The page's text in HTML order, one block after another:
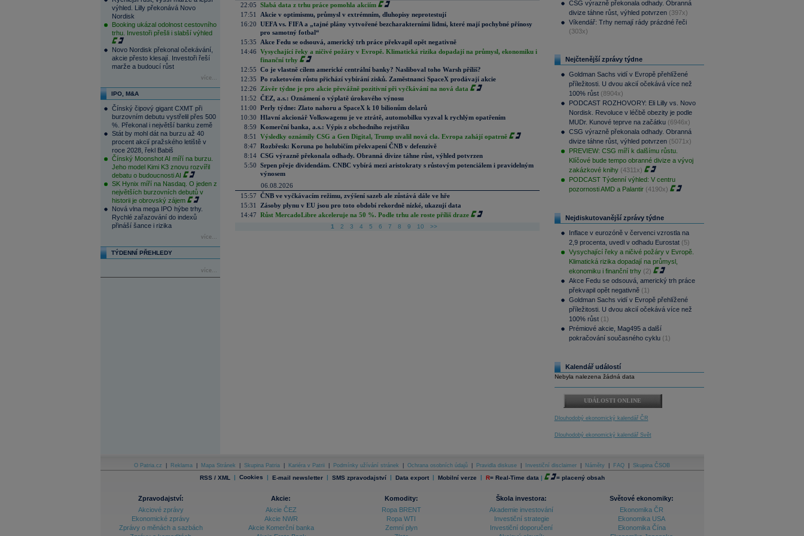
výhled. Lilly překonává Novo
Nordisk
Booking ukázal odolnost cestovního
trhu. Investoři přešli i slabší výhled
Novo Nordisk překonal očekávání,
akcie přesto klesají. Investoři řeší
marže a budoucí růst
více...
IPO, M&A
Čínský čipový gigant CXMT při
burzovním debutu vystřelil přes 500
%. Překonal i největší banku země
Stát by mohl dát na burzu až 40
procent akcií pražského letiště v
roce 2028, řekl Babiš
Čínský Moonshot AI míří na burzu.
Jeho model Kimi K3 znovu rozvířil
debatu o budoucnosti AI
SK Hynix míří na Nasdaq. O jeden z
největších burzovních debutů v
historii je obrovský zájem
Nová vlna mega IPO hýbe trhy.
Rychlé zařazování do indexů
přináší šance i rizika
více...
TÝDENNÍ PŘEHLEDY
více...
22:05 Slabá data z trhu práce pomohla akciím
17:51
Akcie v optimismu, průmysl v extrémním, dluhopisy neprotestují
16:20 UEFA vs. FIFA a „tajné plány vytvořené bezcharakterními lidmi, které mají pochybné přínosy
pro samotný fotbal“
15:35
Akce Fedu se odsouvá, americký trh práce překvapil opět negativně
14:46 Vysychající řeky a ničivé požáry v Evropě. Klimatická rizika dopadají na průmysl, ekonomiku i
finanční trhy
12:55 Co je vlastně cílem americké centrální banky? Nasliboval toho Warsh příliš?
12:35 Po raketovém růstu přichází vybírání zisků. Zaměstnanci SpaceX prodávají akcie
12:26
Závěr týdne je pro akcie převážně pozitivní při vyčkávání na nová data
11:52 ČEZ, a.s.: Oznámení o výplatě úrokového výnosu
11:00 Perly týdne: Zlato nahoru a SpaceX k 10 bilionům dolarů
10:30 Hlavní akcionář Volkswagenu je ve ztrátě, automobilku vyzval k rychlým opatřením
8:59 Komerční banka, a.s.: Výpis z obchodního rejstříku
8:51
Výsledky oznámily CSG a Gen Digital, Trump uvalil nová cla. Evropa zahájí opatrně
8:47 Rozbřesk: Koruna po holubičím překvapení ČNB v defenzivě
8:14 CSG výrazně překonala odhady. Obranná divize táhne růst, výhled potvrzen
5:50 Srpen přeje dividendám. CNBC vybírá mezi aristokraty s růstovým potenciálem i pravidelným
výnosem
06.08.2026
15:57 ČNB ve vyčkávacím režimu, zvýšení sazeb ale zůstává dále ve hře
15:31
Zásoby plynu v EU jsou pro toto období rekordně nízké, ukazují data
14:47 Růst MercadoLibre akceleruje na 50 %. Podle trhu ale roste příliš draze
1 2 3 4 5 6 7 8 9 10 >>
CSG výrazně překonala odhady. Obranná
divize táhne růst, výhled potvrzen (397x)
Víkendář: Trhy nemají rády prázdné řeči
(303x)
Nejčtenější zprávy týdne
Goldman Sachs vidí v Evropě přehlížené
příležitosti. U dvou akcií očekává více než
100% růst (8904x)
PODCAST ROZHOVORY: Eli Lilly vs. Novo
Nordisk. Revoluce v léčbě obezity je podle
MUDr. Kunové teprve na začátku (6946x)
CSG výrazně překonala odhady. Obranná
divize táhne růst, výhled potvrzen (5071x)
PREVIEW: CSG míří k dalšímu růstu.
Klíčové bude tempo obranné divize a vývoj
zakázkové knihy (4311x)
PODCAST Týdenní výhled: V centru
pozornosti AMD a Palantir (4190x)
Nejdiskutovanější zprávy týdne
Inflace v eurozóně v červenci vzrostla na
2,9 procenta, uvedl v odhadu Eurostat (5)
Vysychající řeky a ničivé požáry v Evropě.
Klimatická rizika dopadají na průmysl,
ekonomiku i finanční trhy (2)
Akce Fedu se odsouvá, americký trh práce
překvapil opět negativně (1)
Goldman Sachs vidí v Evropě přehlížené
příležitosti. U dvou akcií očekává více než
100% růst (1)
Prémiové akcie, Mag495 a další
pokračování současného cyklu (1)
Kalendář událostí
Nebyla nalezena žádná data
UDÁLOSTI ONLINE
Dlouhodobý ekonomický kalendář ČR
Dlouhodobý ekonomický kalendář Svět
O Patria.cz Reklama Mapa Stránek Skupina Patria Kariéra v Patrii Podmínky užívání stránek Ochrana osobních údajů Pravidla diskuse Investiční disclaimer Náměty FAQ Skupina ČSOB
RSS / XML | Cookies | E-mail newsletter | SMS zpravodajství | Data export | Mobilní verze | R= Real-Time data | = placený obsah
Zpravodajství:
Akciové zprávy
Ekonomické zprávy
Zprávy o měnách a sazbách
Akcie:
Akcie ČEZ
Akcie NWR
Akcie Komerční banka
Komodity:
Ropa BRENT
Ropa WTI
Zemní plyn
Škola investora:
Akademie investování
Investiční strategie
Investiční doporučení
Světové ekonomiky:
Ekonomika ČR
Ekonomika USA
Ekonomika Čína